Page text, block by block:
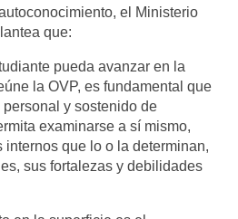
el Ministerio
que:
pueda avanzar en la
la OVP, es fundamental que
personal y sostenido de
examinarse a sí mismo,
internos que lo o la determinan,
sus fortalezas y debilidades